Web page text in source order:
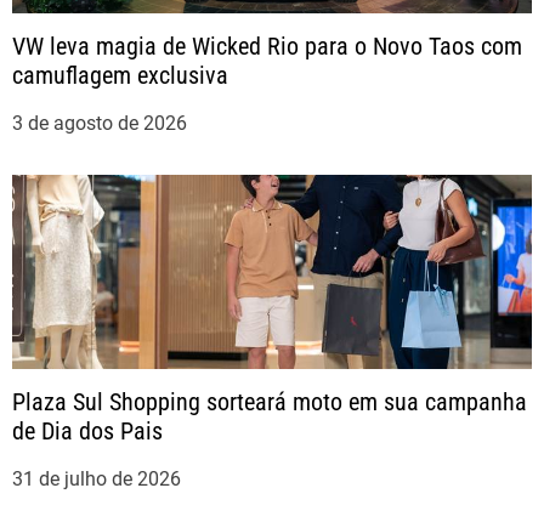
s
t
VW leva magia de Wicked Rio para o Novo Taos com
camuflagem exclusiva
3 de agosto de 2026
Plaza Sul Shopping sorteará moto em sua campanha
de Dia dos Pais
31 de julho de 2026